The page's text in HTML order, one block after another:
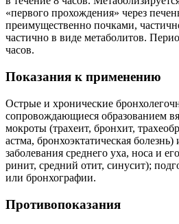
«первого прохождения» через
преимущественно почками,
частично в виде метаболитов.
часов.
Показания к применению
Острые и хронические
сопровождающиеся образованием
мокроты (трахеит, бронхит,
астма, бронхоэктатическая
заболевания среднего уха, носа и
ринит, средний отит, синусит);
или бронхографии.
Противопоказания